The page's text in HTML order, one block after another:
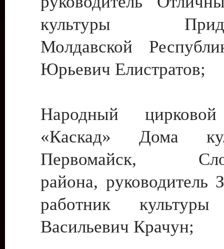
культуры
Молдавской
Юрьевич Елистратов;
Народный цирковой
«Каскад» Дома
Первомайск,
района, руководитель
работник культуры
Васильевич Крачун;